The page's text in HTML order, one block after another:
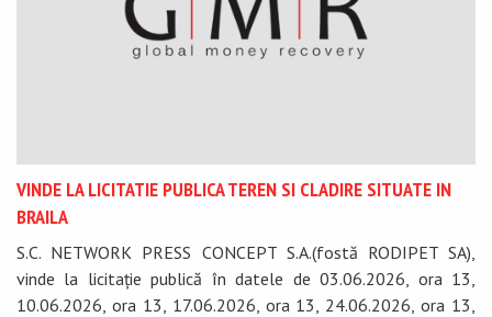
VINDE LA LICITATIE PUBLICA TEREN SI CLADIRE SITUATE IN
BRAILA
S.C. NETWORK PRESS CONCEPT S.A.(fostă RODIPET SA),
vinde la licitație publică în datele de 03.06.2026, ora 13,
10.06.2026, ora 13, 17.06.2026, ora 13, 24.06.2026, ora 13,